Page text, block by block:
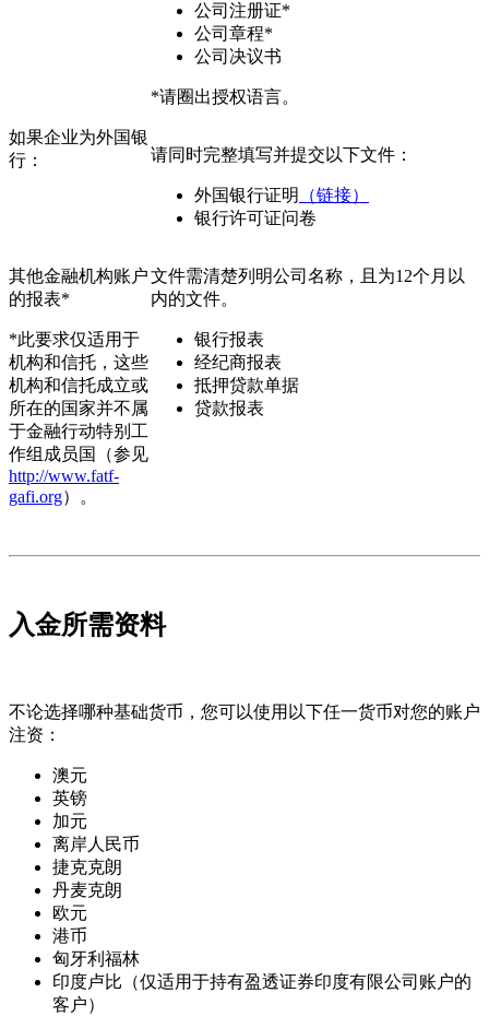
公司注册证*
公司章程*
公司决议书
*请圈出授权语言。
如果企业为外国银
行：
请同时完整填写并提交以下文件：
外国银行证明
（链接）
银行许可证问卷
其他金融机构账户
的报表*
*此要求仅适用于
机构和信托，这些
机构和信托成立或
所在的国家并不属
于金融行动特别工
作组成员国（参见
http://www.fatf-
gafi.org）。
文件需清楚列明公司名称，且为12个月以
内的文件。
银行报表
经纪商报表
抵押贷款单据
贷款报表
入金所需资料
不论选择哪种基础货币，您可以使用以下任一货币对您的账户
注资：
澳元
英镑
加元
离岸人民币
捷克克朗
丹麦克朗
欧元
港币
匈牙利福林
印度卢比 （仅适用于持有盈透证券印度有限公司账户的
客户）